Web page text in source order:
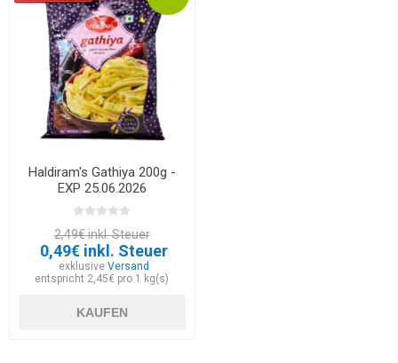
Haldiram's Gathiya 200g -
EXP 25.06.2026
2,49€ inkl. Steuer
0,49€ inkl. Steuer
exklusiveVersand
entspricht 2,45€ pro 1 kg(s)
KAUFEN